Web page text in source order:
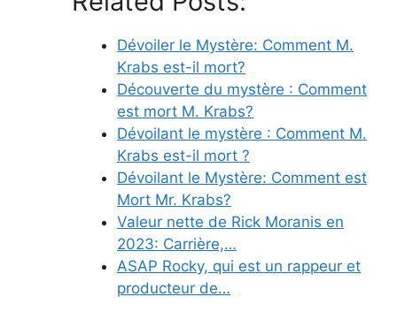
Dévoiler le Mystère: Comment M.
Krabs est-il mort?
Découverte du mystère : Comment
est mort M. Krabs?
Dévoilant le mystère : Comment M.
Krabs est-il mort ?
Dévoilant le Mystère: Comment est
Mort Mr. Krabs?
Valeur nette de Rick Moranis en
2023: Carrière,…
ASAP Rocky, qui est un rappeur et
producteur de…